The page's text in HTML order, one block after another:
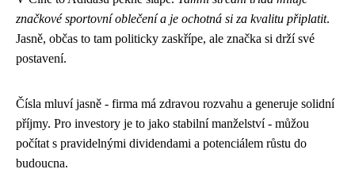
značkové sportovní oblečení a je ochotná si za kvalitu připlatit.
Jasně, občas to tam politicky zaskřípe, ale značka si drží své
postavení.
Čísla mluví jasně - firma má zdravou rozvahu a generuje solidní
příjmy. Pro investory je to jako stabilní manželství - můžou
počítat s pravidelnými dividendami a potenciálem růstu do
budoucna.